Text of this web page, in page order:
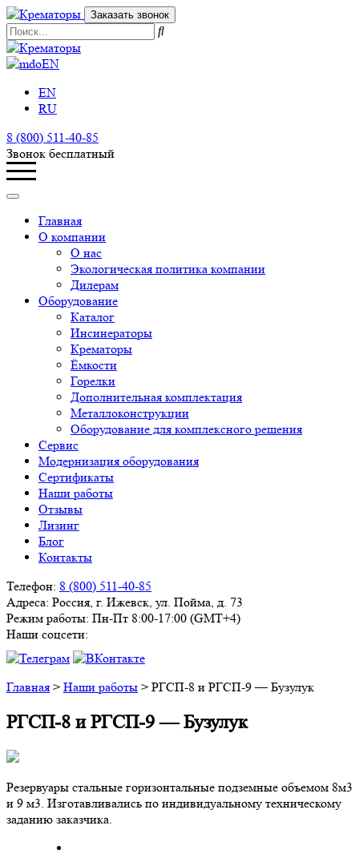
Заказать звонок
EN
EN
RU
8 (800) 511-40-85
Звонок бесплатный
Главная
О компании
О нас
Экологическая политика компании
Дилерам
Оборудование
Каталог
Инсинераторы
Крематоры
Ёмкости
Горелки
Дополнительная комплектация
Металлоконструкции
Оборудование для комплексного решения
Сервис
Модернизация оборудования
Сертификаты
Наши работы
Отзывы
Лизинг
Блог
Контакты
Телефон: 8 (800) 511-40-85
Адреса: Россия, г. Ижевск, ул. Пойма, д. 73
Режим работы: Пн-Пт 8:00-17:00 (GMT+4)
Наши соцсети:
Главная > Наши работы > РГСП-8 и РГСП-9 — Бузулук
РГСП-8 и РГСП-9 — Бузулук
Резервуары стальные горизонтальные подземные объемом 8м3
и 9 м3. Изготавливались по индивидуальному техническому
заданию заказчика.